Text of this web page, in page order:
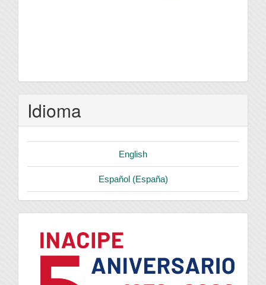
Idioma
English
Español (España)
logo